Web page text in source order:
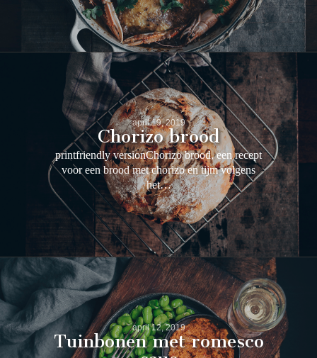
april 19, 2019
Chorizo brood
printfriendly versionChorizo brood, een recept
voor een brood met chorizo en tijm volgens
het…
april 12, 2019
Tuinbonen met romesco